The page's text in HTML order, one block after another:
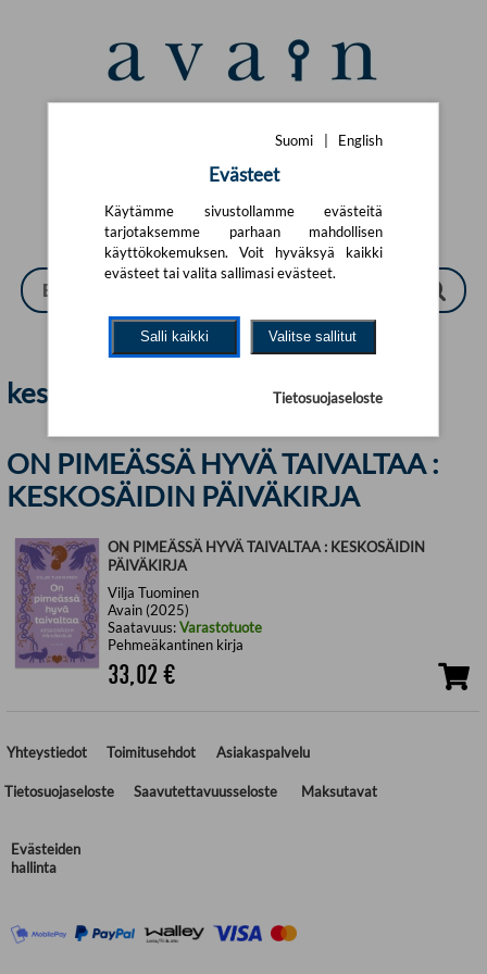
keskoset | Avain
ON PIMEÄSSÄ HYVÄ TAIVALTAA :
KESKOSÄIDIN PÄIVÄKIRJA
ON PIMEÄSSÄ HYVÄ TAIVALTAA : KESKOSÄIDIN
PÄIVÄKIRJA
Vilja Tuominen
Avain (2025)
Saatavuus:Varastotuote
Pehmeäkantinen kirja
33,02 €
Yhteystiedot Toimitusehdot Asiakaspalvelu
Tietosuojaseloste Saavutettavuusseloste Maksutavat
Evästeiden
hallinta
Suomi English
Evästeet
Käytämme sivustollamme evästeitä
tarjotaksemme parhaan mahdollisen
käyttökokemuksen. Voit hyväksyä kaikki
evästeet tai valita sallimasi evästeet.
Salli kaikki Valitse sallitut
Tietosuojaseloste